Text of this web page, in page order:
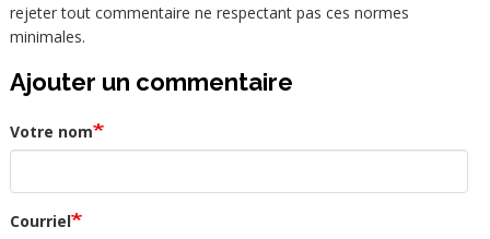
rejeter tout commentaire ne respectant pas ces normes
minimales.
Ajouter un commentaire
Votre nom
Courriel